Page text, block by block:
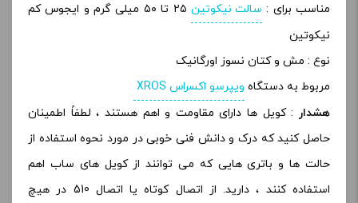
مناسب برای : سالت نیکوتین
۲۵ تا ۵۰ میلی گرم و ایجوس کم
نیکوتین
نوع : مش و کتان نسوز اورگانیک
مربوط به دستگاه ویپرسو اکسراس XROS
هشدار : کویل ها دارای مقاومت و اهم هستند ، لطفاً اطمینان
حاصل کنید که درک و دانش فنی خوبی در مورد نحوه استفاده از
حالت ها و باتری هایی که می توانند از کویل های ساب اهم
استفاده کنند ، دارید. از اتصال کوتاه یا اتصال 510 در هیچ